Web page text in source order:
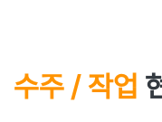
수주 / 작업